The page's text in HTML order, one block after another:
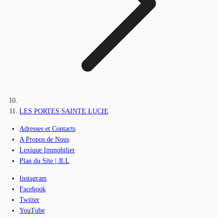
LES PORTES SAINTE LUCIE
Adresses et Contacts
A Propos de Nous
Lexique Immobilier
Plan du Site | JLL
Instagram
Facebook
Twitter
YouTube